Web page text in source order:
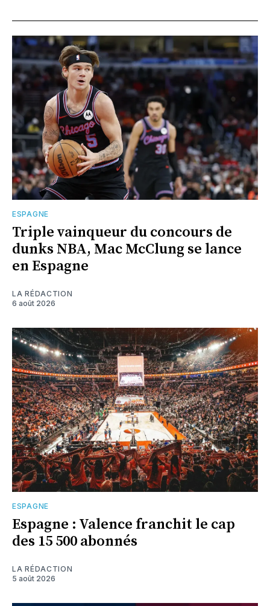
ESPAGNE
Triple vainqueur du concours de
dunks NBA, Mac McClung se lance
en Espagne
LA RÉDACTION
6 août 2026
ESPAGNE
Espagne : Valence franchit le cap
des 15 500 abonnés
LA RÉDACTION
5 août 2026